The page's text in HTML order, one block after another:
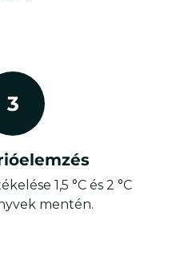
3
1,5 °C és 2 °C
mentén.